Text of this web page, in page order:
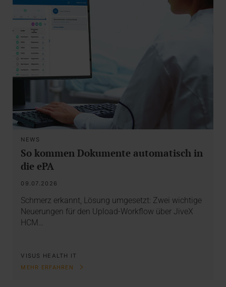
NEWS
So kommen Dokumente automatisch in
die ePA
09.07.2026
Schmerz erkannt, Lösung umgesetzt: Zwei wichtige
Neuerungen für den Upload-Workflow über JiveX
HCM…
VISUS HEALTH IT
MEHR ERFAHREN